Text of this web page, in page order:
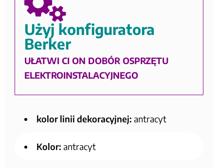
Użyj konfiguratora
Berker
UŁATWI CI ON DOBÓR OSPRZĘTU
ELEKTROINSTALACYJNEGO
kolor linii dekoracyjnej: antracyt
Kolor: antracyt